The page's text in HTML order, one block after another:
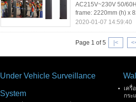
AC215V~230V 50/
frame: 2220mm (h) x
2020-01-07 14:59:40
Page 1 of 5 |<
Under Vehicle Surveillance
System
เครื่
กระ